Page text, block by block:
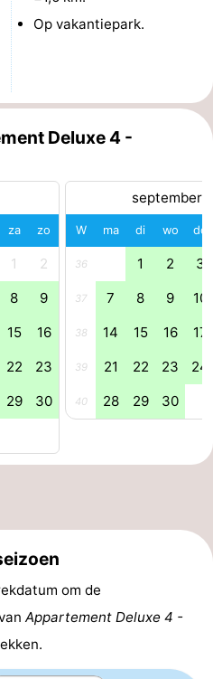
Op vakantiepark.
Deluxe 4 -
za zo
1 2
8 9
15 16
22 23
29 30
september
W ma di wo do
36 1 2 3
37 7 8 9 10
38 14 15 16 17
39 21 22 23 24
40 28 29 30
om de
Appartement Deluxe 4 -